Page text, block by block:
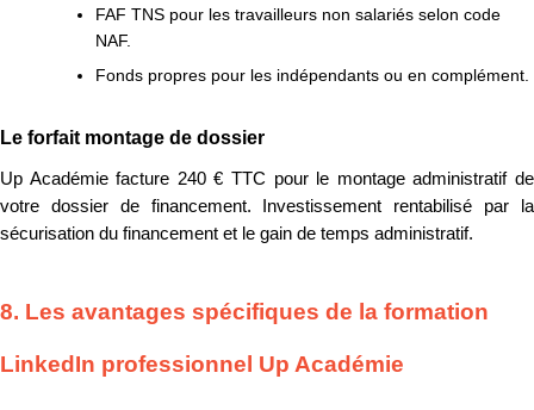
FAF TNS pour les travailleurs non salariés selon code
NAF.
Fonds propres pour les indépendants ou en complément.
Le forfait montage de dossier
Up Académie facture 240 € TTC pour le montage administratif de
votre dossier de financement. Investissement rentabilisé par la
sécurisation du financement et le gain de temps administratif.
8. Les avantages spécifiques de la formation
LinkedIn professionnel Up Académie